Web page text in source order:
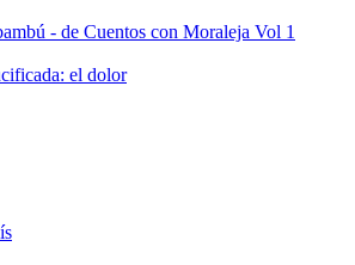
- de Cuentos con Moraleja Vol 1
el dolor